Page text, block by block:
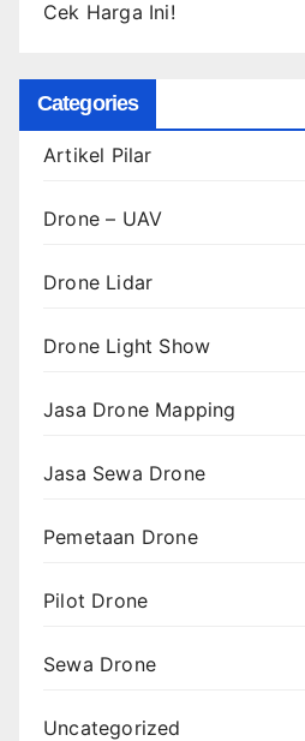
Cek Harga Ini!
Categories
Artikel Pilar
Drone – UAV
Drone Lidar
Drone Light Show
Jasa Drone Mapping
Jasa Sewa Drone
Pemetaan Drone
Pilot Drone
Sewa Drone
Uncategorized